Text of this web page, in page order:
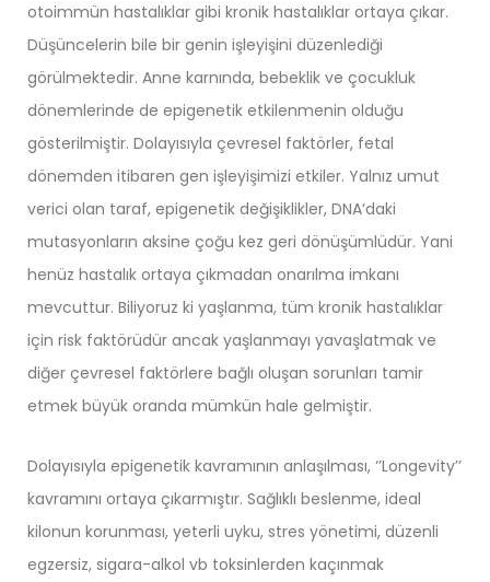
otoimmün hastalıklar gibi kronik hastalıklar ortaya çıkar.
Düşüncelerin bile bir genin işleyişini düzenlediği
görülmektedir. Anne karnında, bebeklik ve çocukluk
dönemlerinde de epigenetik etkilenmenin olduğu
gösterilmiştir. Dolayısıyla çevresel faktörler, fetal
dönemden itibaren gen işleyişimizi etkiler. Yalnız umut
verici olan taraf, epigenetik değişiklikler, DNA’daki
mutasyonların aksine çoğu kez geri dönüşümlüdür. Yani
henüz hastalık ortaya çıkmadan onarılma imkanı
mevcuttur. Biliyoruz ki yaşlanma, tüm kronik hastalıklar
için risk faktörüdür ancak yaşlanmayı yavaşlatmak ve
diğer çevresel faktörlere bağlı oluşan sorunları tamir
etmek büyük oranda mümkün hale gelmiştir.
Dolayısıyla epigenetik kavramının anlaşılması, ‘’Longevity’’
kavramını ortaya çıkarmıştır. Sağlıklı beslenme, ideal
kilonun korunması, yeterli uyku, stres yönetimi, düzenli
egzersiz, sigara-alkol vb toksinlerden kaçınmak